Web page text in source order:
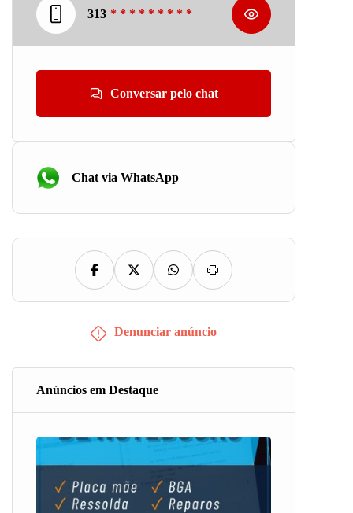
313 * * * * * * * * *
Conversar pelo chat
Chat via WhatsApp
Denunciar anúncio
Anúncios em Destaque